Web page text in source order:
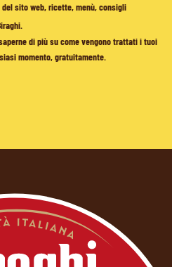
sito web, ricette, menù, consigli
di più su come vengono trattati i tuoi
momento, gratuitamente.